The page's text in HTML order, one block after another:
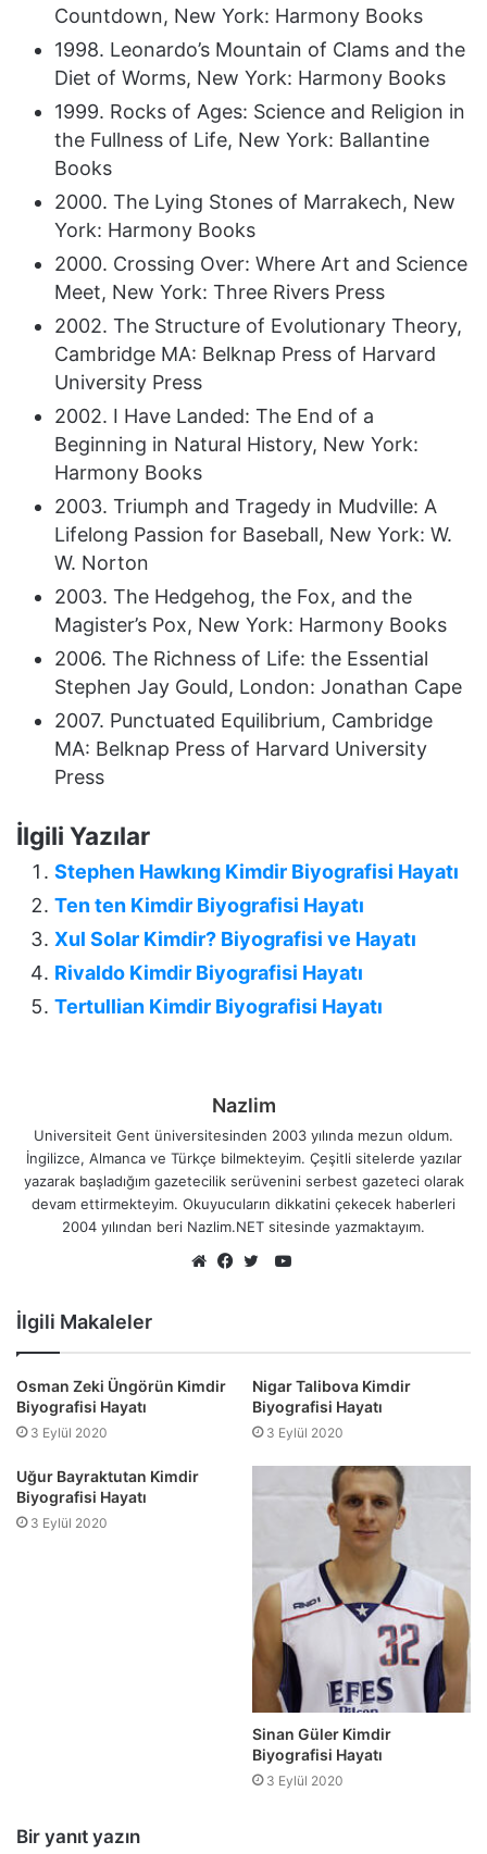
Countdown, New York: Harmony Books
1998. Leonardo’s Mountain of Clams and the
Diet of Worms, New York: Harmony Books
1999. Rocks of Ages: Science and Religion in
the Fullness of Life, New York: Ballantine
Books
2000. The Lying Stones of Marrakech, New
York: Harmony Books
2000. Crossing Over: Where Art and Science
Meet, New York: Three Rivers Press
2002. The Structure of Evolutionary Theory,
Cambridge MA: Belknap Press of Harvard
University Press
2002. I Have Landed: The End of a
Beginning in Natural History, New York:
Harmony Books
2003. Triumph and Tragedy in Mudville: A
Lifelong Passion for Baseball, New York: W.
W. Norton
2003. The Hedgehog, the Fox, and the
Magister’s Pox, New York: Harmony Books
2006. The Richness of Life: the Essential
Stephen Jay Gould, London: Jonathan Cape
2007. Punctuated Equilibrium, Cambridge
MA: Belknap Press of Harvard University
Press
İlgili Yazılar
Stephen Hawkıng Kimdir Biyografisi Hayatı
Ten ten Kimdir Biyografisi Hayatı
Xul Solar Kimdir? Biyografisi ve Hayatı
Rivaldo Kimdir Biyografisi Hayatı
Tertullian Kimdir Biyografisi Hayatı
Nazlim
Universiteit Gent üniversitesinden 2003 yılında mezun oldum.
İngilizce, Almanca ve Türkçe bilmekteyim. Çeşitli sitelerde yazılar
yazarak başladığım gazetecilik serüvenini serbest gazeteci olarak
devam ettirmekteyim. Okuyucuların dikkatini çekecek haberleri
2004 yılından beri Nazlim.NET sitesinde yazmaktayım.
YouTube
İlgili Makaleler
Osman Zeki Üngörün Kimdir
Biyografisi Hayatı
3 Eylül 2020
Nigar Talibova Kimdir
Biyografisi Hayatı
3 Eylül 2020
Uğur Bayraktutan Kimdir
Biyografisi Hayatı
3 Eylül 2020
Sinan Güler Kimdir
Biyografisi Hayatı
3 Eylül 2020
Bir yanıt yazın